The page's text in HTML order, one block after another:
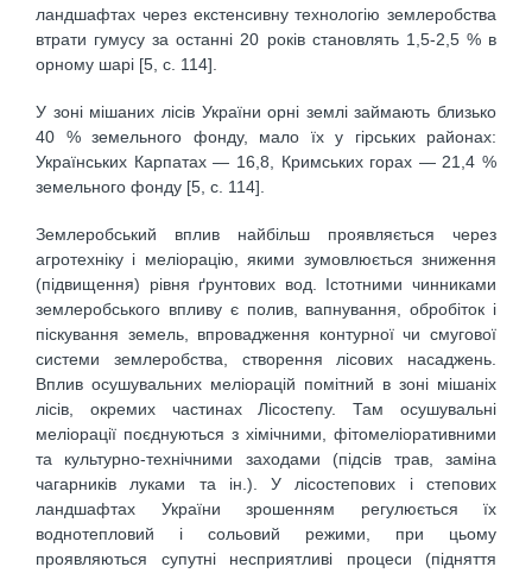
ландшафтах через екстенсивну технологію землеробства
втрати гумусу за останні 20 років становлять 1,5-2,5 % в
орному шарі [5, с. 114].
У зоні мішаних лісів України орні землі займають близько
40 % земельного фонду, мало їх у гірських районах:
Українських Карпатах — 16,8, Кримських горах — 21,4 %
земельного фонду [5, с. 114].
Землеробський вплив найбільш проявляється через
агротехніку і меліорацію, якими зумовлюється зниження
(підвищення) рівня ґрунтових вод. Істотними чинниками
землеробського впливу є полив, вапнування, обробіток і
піскування земель, впровадження контурної чи смугової
системи землеробства, створення лісових насаджень.
Вплив осушувальних меліорацій помітний в зоні мішаніх
лісів, окремих частинах Лісостепу. Там осушувальні
меліорації поєднуються з хімічними, фітомеліоративними
та культурно-технічними заходами (підсів трав, заміна
чагарників луками та ін.). У лісостепових і степових
ландшафтах України зрошенням регулюється їх
воднотепловий і сольовий режими, при цьому
проявляються супутні несприятливі процеси (підняття